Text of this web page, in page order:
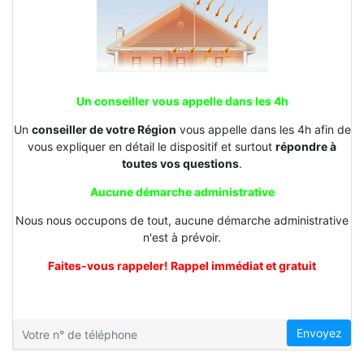
Un conseiller vous appelle dans les 4h
Un conseiller de votre Région vous appelle dans les 4h afin de
vous expliquer en détail le dispositif et surtout répondre à
toutes vos questions.
Aucune démarche administrative
Nous nous occupons de tout, aucune démarche administrative
n'est à prévoir.
Faites-vous rappeler! Rappel immédiat et gratuit
Envoyez